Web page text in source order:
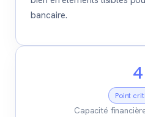
bancaire.
4
Point
Capacité